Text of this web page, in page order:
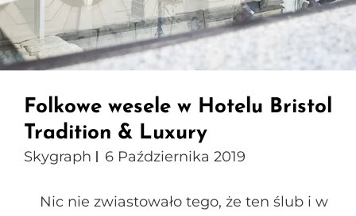
Folkowe wesele w Hotelu Bristol
Tradition & Luxury
Skygraph 6 Października 2019
Nic nie zwiastowało tego, że ten ślub i w